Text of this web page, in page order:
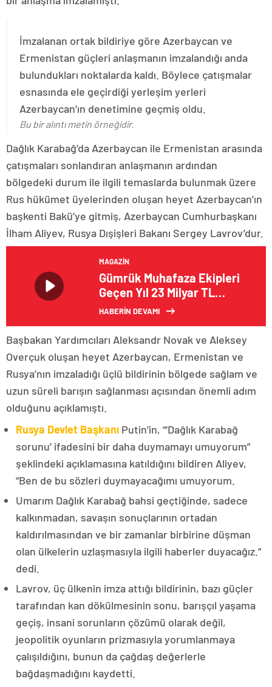
İmzalanan ortak bildiriye göre Azerbaycan ve
Ermenistan güçleri anlaşmanın imzalandığı anda
bulundukları noktalarda kaldı. Böylece çatışmalar
esnasında ele geçirdiği yerleşim yerleri
Azerbaycan’ın denetimine geçmiş oldu.
Bu bir alıntı metin örneğidir.
Dağlık Karabağ’da Azerbaycan ile Ermenistan arasında
çatışmaları sonlandıran anlaşmanın ardından
bölgedeki durum ile ilgili temaslarda bulunmak üzere
Rus hükümet üyelerinden oluşan heyet Azerbaycan’ın
başkenti Bakü’ye gitmiş, Azerbaycan Cumhurbaşkanı
İlham Aliyev, Rusya Dışişleri Bakanı Sergey Lavrov’dur.
MAGAZIN
Gümrük Muhafaza Ekipleri
Geçen Yıl 23 Milyar TL
Değerinde Kaçak Ticari Eşya
HABERİN DEVAMI
Başbakan Yardımcıları Aleksandr Novak ve Aleksey
Overçuk oluşan heyet Azerbaycan, Ermenistan ve
Rusya’nın imzaladığı üçlü bildirinin bölgede sağlam ve
uzun süreli barışın sağlanması açısından önemli adım
olduğunu açıklamıştı.
Rusya Devlet Başkanı Putin’in, “‘Dağlık Karabağ
sorunu’ ifadesini bir daha duymamayı umuyorum”
şeklindeki açıklamasına katıldığını bildiren Aliyev,
“Ben de bu sözleri duymayacağımı umuyorum.
Umarım Dağlık Karabağ bahsi geçtiğinde, sadece
kalkınmadan, savaşın sonuçlarının ortadan
kaldırılmasından ve bir zamanlar birbirine düşman
olan ülkelerin uzlaşmasıyla ilgili haberler duyacağız.”
dedi.
Lavrov, üç ülkenin imza attığı bildirinin, bazı güçler
tarafından kan dökülmesinin sonu, barışçıl yaşama
geçiş, insani sorunların çözümü olarak değil,
jeopolitik oyunların prizmasıyla yorumlanmaya
çalışıldığını, bunun da çağdaş değerlerle
bağdaşmadığını kaydetti.